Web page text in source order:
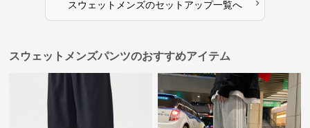
スウェットメンズのセットアップ一覧へ
スウェットメンズパンツのおすすめアイテム